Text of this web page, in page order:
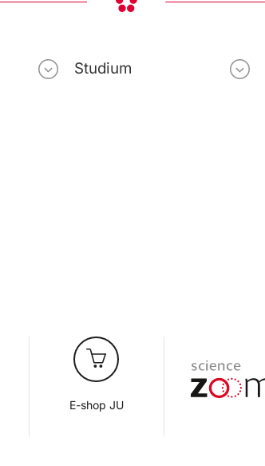
Studium
E-shop JU